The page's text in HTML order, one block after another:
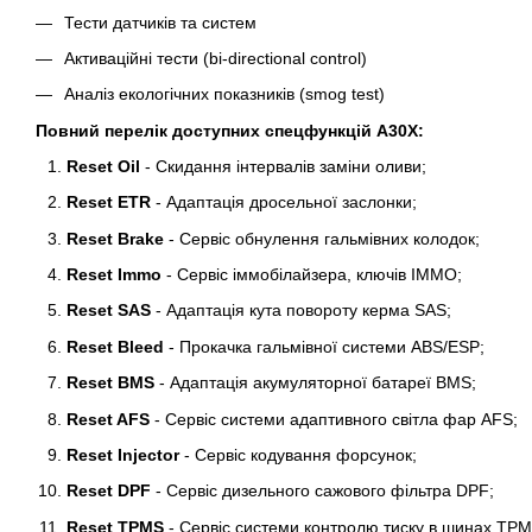
Тести датчиків та систем
Активаційні тести (bi-directional control)
Аналіз екологічних показників (smog test)
Повний перелік доступних спецфункцій A30X:
Reset Oil - Скидання інтервалів заміни оливи;
Reset ETR - Адаптація дросельної заслонки;
Reset Brake - Сервіс обнулення гальмівних колодок;
Reset Immo - Сервіс іммобілайзера, ключів IMMO;
Reset SAS - Адаптація кута повороту керма SAS;
Reset Bleed - Прокачка гальмівної системи ABS/ESP;
Reset BMS - Адаптація акумуляторної батареї BMS;
Reset AFS - Сервіс системи адаптивного світла фар AFS;
Reset Injector- Cервіс кодування форсунок;
Reset DPF - Сервіс дизельного сажового фільтра DPF;
Reset TPMS - Сервіс системи контролю тиску в шинах